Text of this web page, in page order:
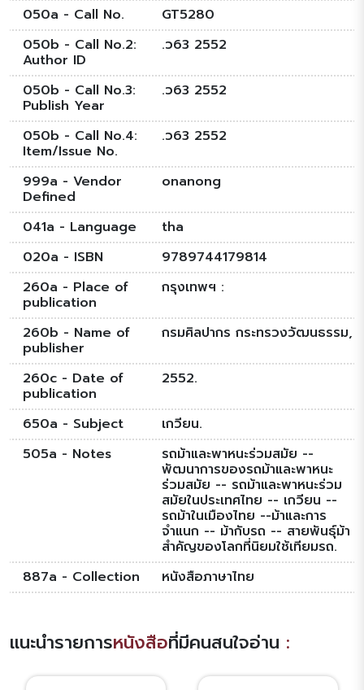
050a - Call No.
GT5280
050b - Call No.2:
Author ID
.ว63 2552
050b - Call No.3:
Publish Year
.ว63 2552
050b - Call No.4:
Item/Issue No.
.ว63 2552
999a - Vendor
Defined
onanong
041a - Language
tha
020a - ISBN
9789744179814
260a - Place of
publication
กรุงเทพฯ :
260b - Name of
publisher
กรมศิลปากร กระทรวงวัฒนธรรม,
260c - Date of
publication
2552.
650a - Subject
เกวียน.
505a - Notes
รถม้าและพาหนะร่วมสมัย --
พัฒนาการของรถม้าและพาหนะ
ร่วมสมัย -- รถม้าและพาหนะร่วม
สมัยในประเทศไทย -- เกวียน --
รถม้าในเมืองไทย --ม้าและการ
จำแนก -- ม้ากับรถ -- สายพันธุ์ม้า
สำคัญของโลกที่นิยมใช้เทียมรถ.
887a - Collection
หนังสือภาษาไทย
แนะนำรายการหนังสือที่มีคนสนใจอ่าน :